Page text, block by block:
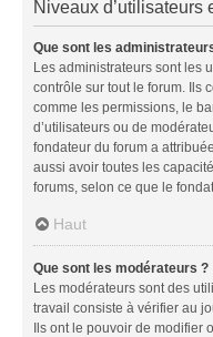
Niveaux d’utilisateurs
Que sont les
Les administrateurs sont les
contrôle sur tout le forum. Ils
comme les permissions, le
d’utilisateurs ou de
fondateur du forum a
aussi avoir toutes les
forums, selon ce que le
Haut
Que sont les modérateurs ?
Les modérateurs sont des
travail consiste à vérifier au
Ils ont le pouvoir de modifier